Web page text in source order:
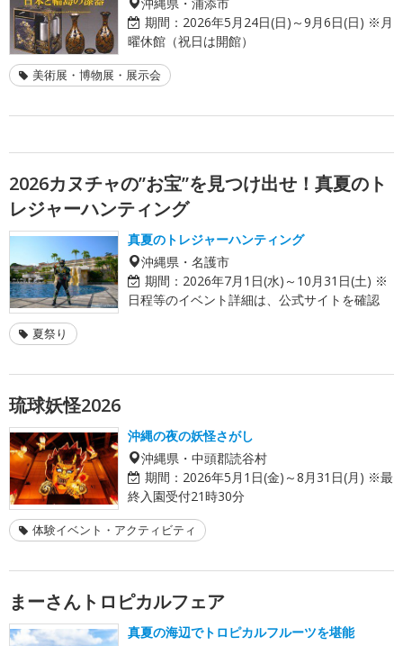
期間： 2026年5月24日(日)～9月6日(日) ※月
曜休館（祝日は開館）
美術展・博物展・展示会
2026カヌチャの”お宝”を見つけ出せ！真夏のト
レジャーハンティング
真夏のトレジャーハンティング
沖縄県・名護市
期間： 2026年7月1日(水)～10月31日(土) ※
日程等のイベント詳細は、公式サイトを確認
夏祭り
琉球妖怪2026
沖縄の夜の妖怪さがし
沖縄県・中頭郡読谷村
期間： 2026年5月1日(金)～8月31日(月) ※最
終入園受付21時30分
体験イベント・アクティビティ
まーさんトロピカルフェア
真夏の海辺でトロピカルフルーツを堪能